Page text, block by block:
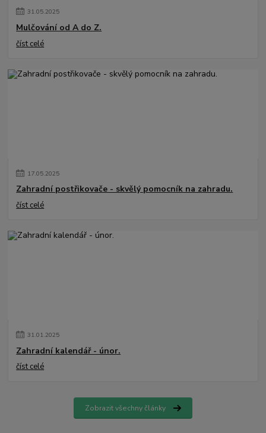
31.05.2025
Mulčování od A do Z.
číst celé
17.05.2025
Zahradní postřikovače - skvělý pomocník na zahradu.
číst celé
31.01.2025
Zahradní kalendář - únor.
číst celé
Zobrazit všechny články